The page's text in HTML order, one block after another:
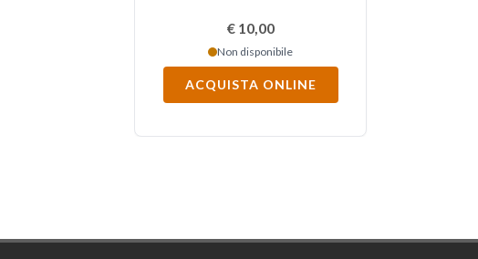
in acciaio e il rivestimento e
materiali usati, queste corde sono
molto resistenti e producono un
timbro brillante.
€ 10,00
Non disponibile
ACQUISTA ONLINE